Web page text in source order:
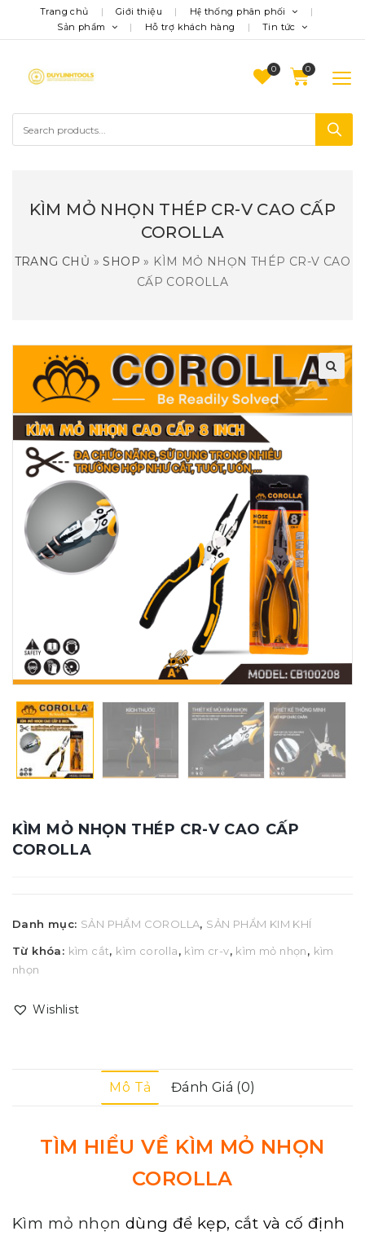
Trang chủ Giới thiệu
Hệ thống phân phối
Sản phẩm
Hỗ trợ khách hàng Tin tức
0
KÌM MỎ NHỌN THÉP CR-V CAO CẤP
COROLLA
TRANG CHỦ »SHOP » KÌM MỎ NHỌN THÉP CR-V CAO
CẤP COROLLA
KÌM MỎ NHỌN THÉP CR-V CAO CẤP
COROLLA
Danh mục: SẢN PHẨM COROLLA, SẢN PHẨM KIM KHÍ
Từ khóa: kìm cắt, kìm corolla, kìm cr-v, kìm mỏ nhọn, kìm
nhọn
Wishlist
Mô Tả Đánh Giá (0)
TÌM HIỂU VỀ KÌM MỎ NHỌN
COROLLA
Kìm mỏ nhọn dùng để kẹp, cắt và cố định